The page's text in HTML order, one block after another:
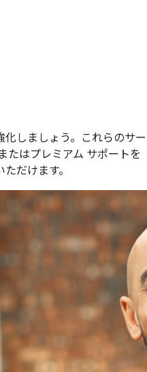
しましょう。これらのサー
たはプレミアム サポートを
だけます。